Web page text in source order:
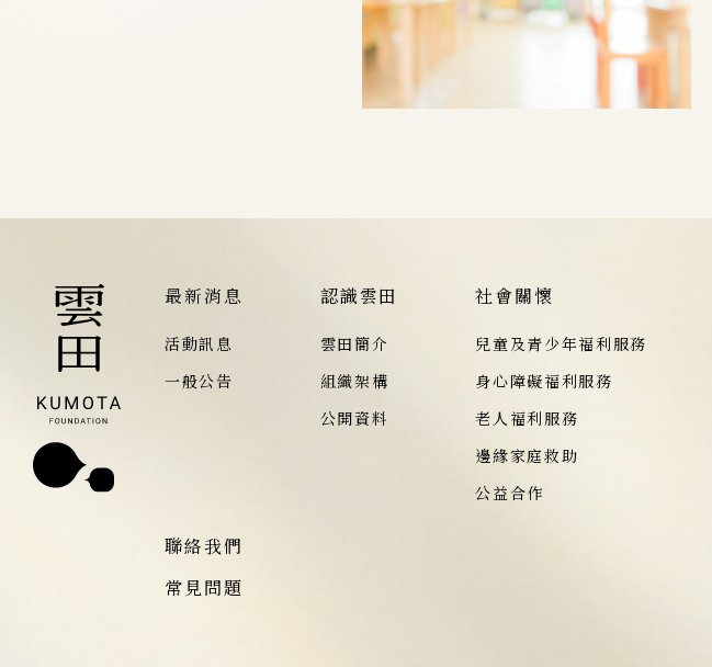
最新消息
活動訊息
一般公告
認識雲田
雲田簡介
組織架構
公開資料
社會關懷
兒童及青少年福利服務
身心障礙福利服務
老人福利服務
邊緣家庭救助
公益合作
聯絡我們
常見問題